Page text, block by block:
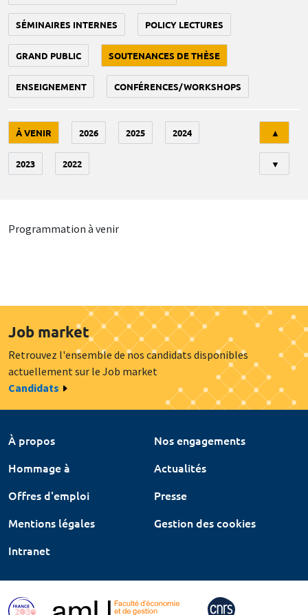
SÉMINAIRES INTERNES POLICY LECTURES
GRAND PUBLIC SOUTENANCES DE THÈSE
ENSEIGNEMENT CONFÉRENCES/WORKSHOPS
À VENIR 2026 2025 2024
2023 2022
▲
▼
Programmation à venir
Job market
Retrouvez l'ensemble de nos candidats disponibles
actuellement sur le Job market
Candidats
À propos
Nos engagements
Hommage à
Actualités
Offres d'emploi
Presse
Mentions légales
Gestion des cookies
Intranet